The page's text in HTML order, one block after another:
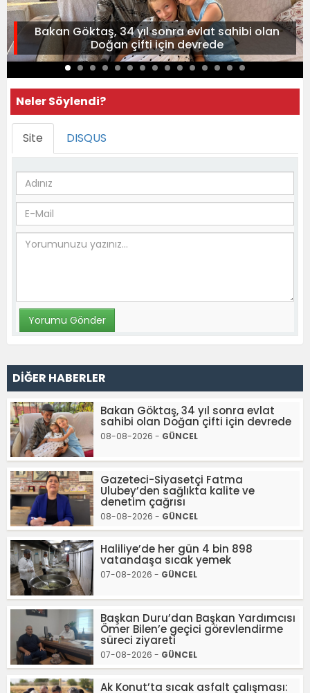
Bakan Göktaş, 34 yıl sonra evlat sahibi olan
Doğan çifti için devrede
Neler Söylendi?
Site DISQUS
DİĞER HABERLER
Bakan Göktaş, 34 yıl sonra evlat
sahibi olan Doğan çifti için devrede
08-08-2026 - GÜNCEL
Gazeteci-Siyasetçi Fatma
Ulubey’den sağlıkta kalite ve
denetim çağrısı
08-08-2026 - GÜNCEL
Haliliye’de her gün 4 bin 898
vatandaşa sıcak yemek
07-08-2026 - GÜNCEL
Başkan Duru’dan Başkan Yardımcısı
Ömer Bilen’e geçici görevlendirme
süreci ziyareti
07-08-2026 - GÜNCEL
Ak Konut’ta sıcak asfalt çalışması: